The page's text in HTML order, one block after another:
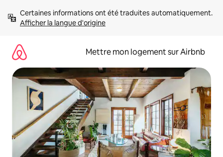
directement
Afficher la langue d'origine
Mettre mon logement sur Airbnb